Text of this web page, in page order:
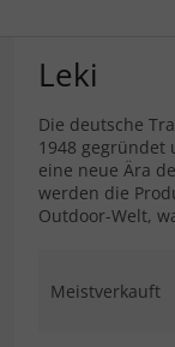
Leki
Die deutsche
1948 gegründet
eine neue Ära
werden die
Outdoor-Welt,
Meistverkauft